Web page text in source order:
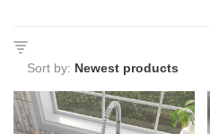
Sort by: